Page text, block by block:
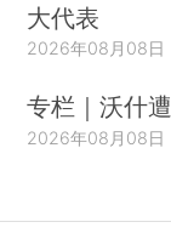
大代表
2026年08月08日
专栏｜沃什
2026年08月08日